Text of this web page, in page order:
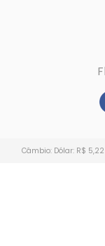
Câmbio: Dólar: R$